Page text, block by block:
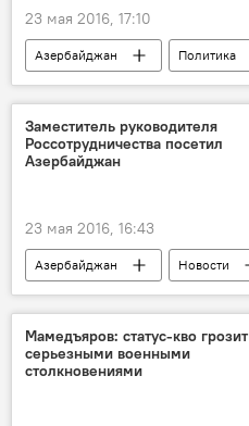
23 мая 2016, 17:10
Азербайджан Политика
Новости мира
Заместитель руководителя
Россотрудничества посетил
Азербайджан
23 мая 2016, 16:43
Азербайджан Новости
ЖИЗНЬ
Мамедъяров: статус-кво грозит
серьезными военными
столкновениями